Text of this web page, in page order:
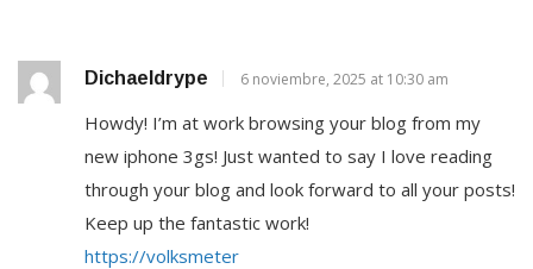
Dichaeldrype 6 noviembre, 2025 at 10:30 am
Howdy! I’m at work browsing your blog from my
new iphone 3gs! Just wanted to say I love reading
through your blog and look forward to all your posts!
Keep up the fantastic work!
https://volksmeter